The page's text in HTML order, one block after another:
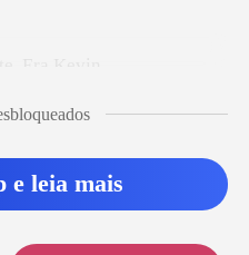
e leia mais